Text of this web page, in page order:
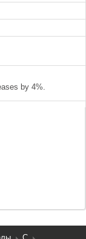
by 4%.